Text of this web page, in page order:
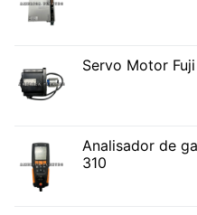
Servo Motor
Analisador de
310